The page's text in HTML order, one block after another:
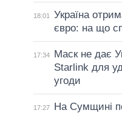
18:01
Україна
євро: на що
17:34
Маск не дає
Starlink для
угоди
17:27
На Сумщині